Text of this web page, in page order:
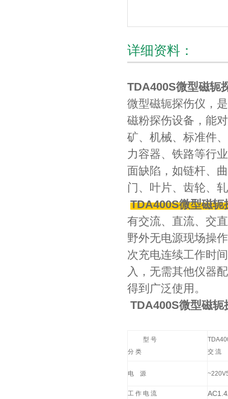
详细资料：
TDA400S微型磁轭
微型磁轭探伤仪，
磁粉探伤设备，能
矿、机械、标准件
力容器、铁路等行
面缺陷，如链杆、
门、叶片、齿轮、
TDA400S微型磁轭
有交流、直流、交
野外无电源现场操
次充电连续工作时
入，无需其他仪器
得到广泛使用。
TDA400S微型磁轭
型 号
分 类
交 流
电 源
工 作 电 流